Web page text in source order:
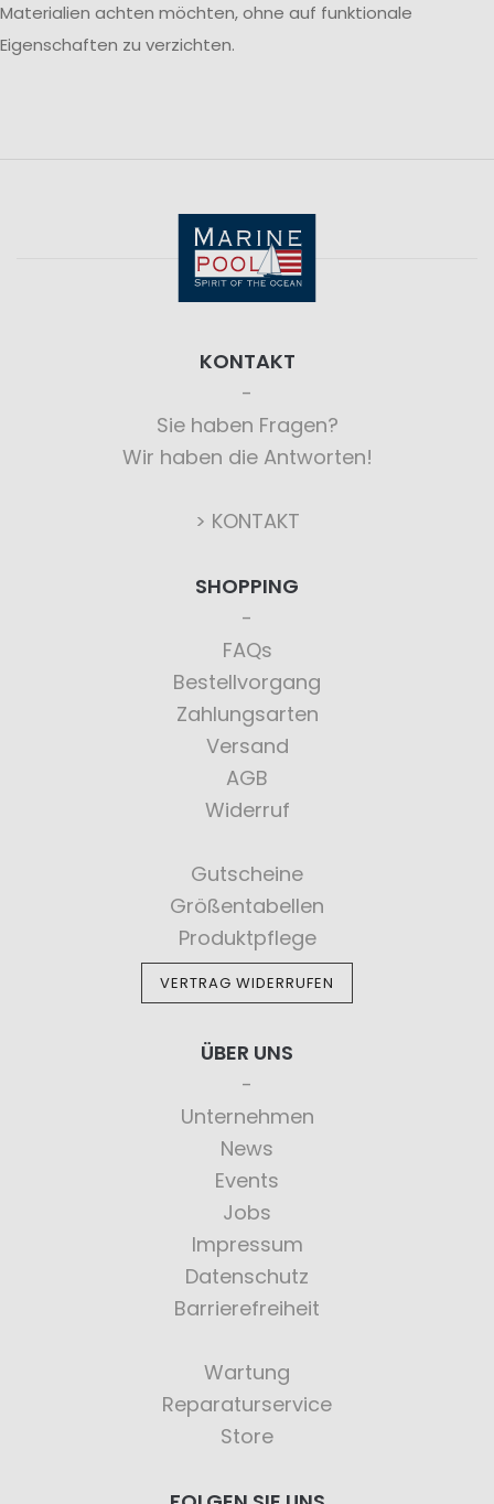
Materialien achten möchten, ohne auf funktionale
Eigenschaften zu verzichten.
KONTAKT
Sie haben Fragen?
Wir haben die Antworten!
> KONTAKT
SHOPPING
FAQs
Bestellvorgang
Zahlungsarten
Versand
AGB
Widerruf
Gutscheine
Größentabellen
Produktpflege
VERTRAG WIDERRUFEN
ÜBER UNS
Unternehmen
News
Events
Jobs
Impressum
Datenschutz
Barrierefreiheit
Wartung
Reparaturservice
Store